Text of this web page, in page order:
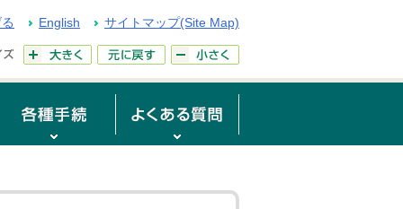
English サイトマップ(Site Map)